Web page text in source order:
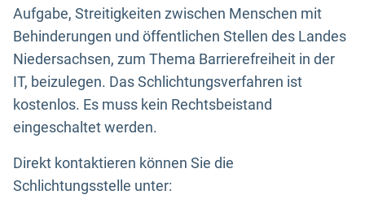
Aufgabe, Streitigkeiten zwischen Menschen mit
Behinderungen und öffentlichen Stellen des Landes
Niedersachsen, zum Thema Barrierefreiheit in der
IT, beizulegen. Das Schlichtungsverfahren ist
kostenlos. Es muss kein Rechtsbeistand
eingeschaltet werden.
Direkt kontaktieren können Sie die
Schlichtungsstelle unter: